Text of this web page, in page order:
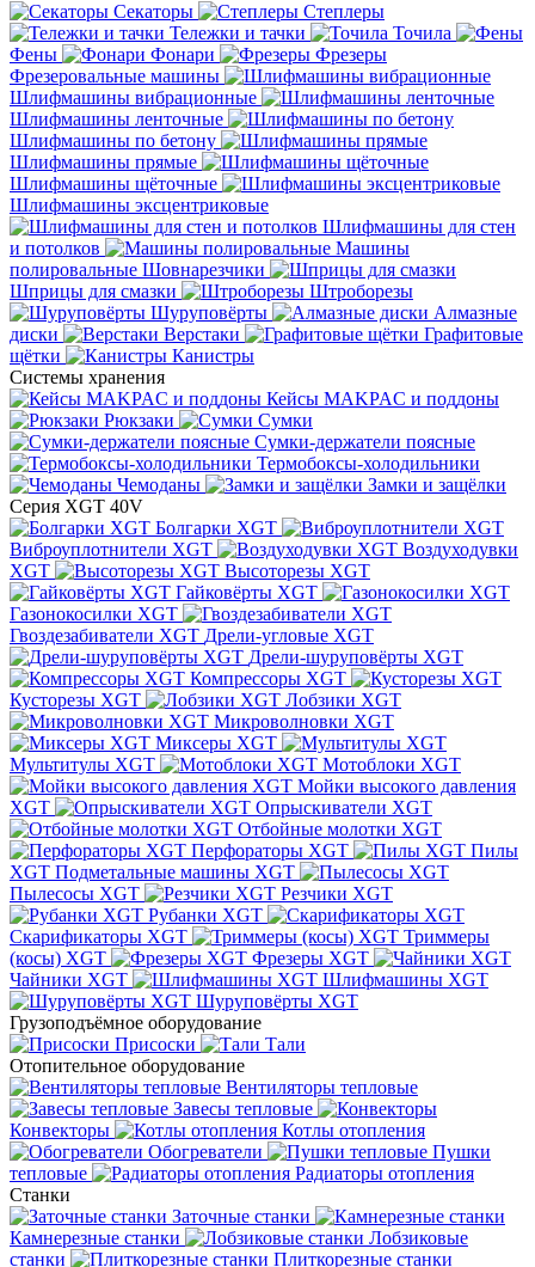
Секаторы
Степлеры
Тележки и тачки
Точила
Фены
Фонари
Фрезеры
Фрезеровальные машины
Шлифмашины вибрационные
Шлифмашины ленточные
Шлифмашины по бетону
Шлифмашины прямые
Шлифмашины щёточные
Шлифмашины эксцентриковые
Шлифмашины для стен
и потолков
Машины
полировальные Шовнарезчики
Шприцы для смазки
Штроборезы
Шуруповёрты
Алмазные
диски
Верстаки
Графитовые
щётки
Канистры
Системы хранения
Кейсы MAKPAC и поддоны
Рюкзаки
Сумки
Сумки-держатели поясные
Термобоксы-холодильники
Чемоданы
Замки и защёлки
Серия XGT 40V
Болгарки XGT
Виброуплотнители XGT
Воздуходувки
XGT
Высоторезы XGT
Гайковёрты XGT
Газонокосилки XGT
Гвоздезабиватели XGT Дрели-угловые XGT
Дрели-шуруповёрты XGT
Компрессоры XGT
Кусторезы XGT
Лобзики XGT
Микроволновки XGT
Миксеры XGT
Мультитулы XGT
Мотоблоки XGT
Мойки высокого давления
XGT
Опрыскиватели XGT
Отбойные молотки XGT
Перфораторы XGT
Пилы
XGT Подметальные машины XGT
Пылесосы XGT
Резчики XGT
Рубанки XGT
Скарификаторы XGT
Триммеры
(косы) XGT
Фрезеры XGT
Чайники XGT
Шлифмашины XGT
Шуруповёрты XGT
Грузоподъёмное оборудование
Присоски
Тали
Отопительное оборудование
Вентиляторы тепловые
Завесы тепловые
Конвекторы
Котлы отопления
Обогреватели
Пушки
тепловые
Радиаторы отопления
Станки
Заточные станки
Камнерезные станки
Лобзиковые
станки
Плиткорезные станки